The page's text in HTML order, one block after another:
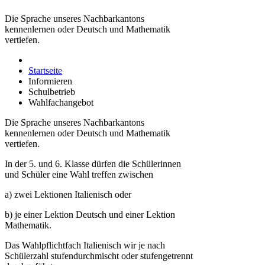
Die Sprache unseres Nachbarkantons
kennenlernen oder Deutsch und Mathematik
vertiefen.
Startseite
Informieren
Schulbetrieb
Wahlfachangebot
Die Sprache unseres Nachbarkantons
kennenlernen oder Deutsch und Mathematik
vertiefen.
In der 5. und 6. Klasse dürfen die Schülerinnen
und Schüler eine Wahl treffen zwischen
a) zwei Lektionen Italienisch oder
b) je einer Lektion Deutsch und einer Lektion
Mathematik.
Das Wahlpflichtfach Italienisch wir je nach
Schülerzahl stufendurchmischt oder stufengetrennt